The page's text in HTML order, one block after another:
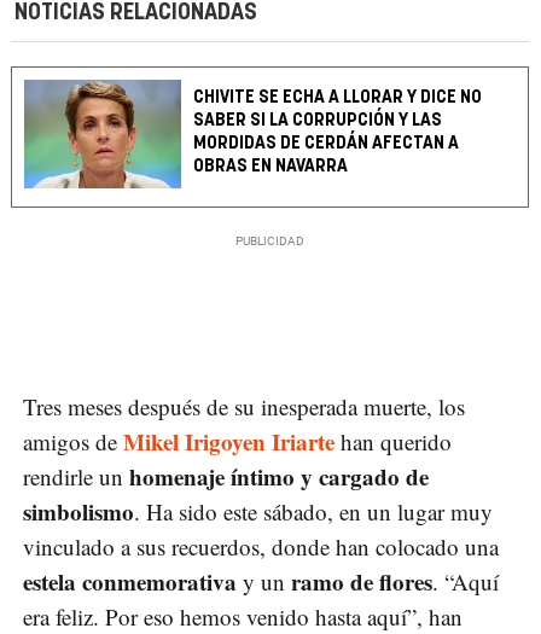
NOTICIAS RELACIONADAS
CHIVITE SE ECHA A LLORAR Y DICE NO
SABER SI LA CORRUPCIÓN Y LAS
MORDIDAS DE CERDÁN AFECTAN A
OBRAS EN NAVARRA
Tres meses después de su inesperada muerte, los
amigos de Mikel Irigoyen Iriarte han querido
rendirle un homenaje íntimo y cargado de
simbolismo. Ha sido este sábado, en un lugar muy
vinculado a sus recuerdos, donde han colocado una
estela conmemorativa y un ramo de flores. “Aquí
era feliz. Por eso hemos venido hasta aquí”, han